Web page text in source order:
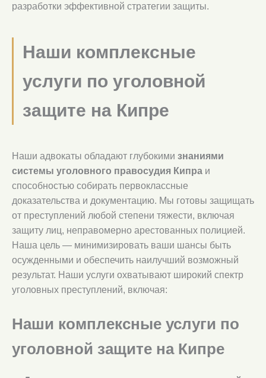
разработки эффективной стратегии защиты.
Наши комплексные
услуги по уголовной
защите на Кипре
Наши адвокаты обладают глубокими знаниями
системы уголовного правосудия Кипра и
способностью собирать первоклассные
доказательства и документацию. Мы готовы защищать
от преступлений любой степени тяжести, включая
защиту лиц, неправомерно арестованных полицией.
Наша цель — минимизировать ваши шансы быть
осужденными и обеспечить наилучший возможный
результат. Наши услуги охватывают широкий спектр
уголовных преступлений, включая:
Наши комплексные услуги по
уголовной защите на Кипре